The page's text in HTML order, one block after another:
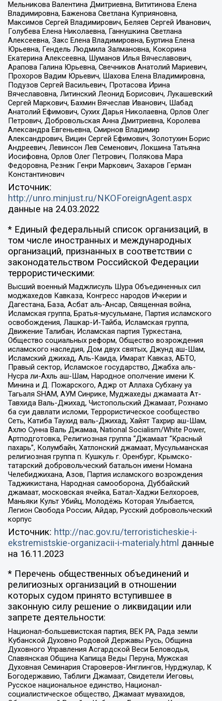
Мельникова Валентина Дмитриевна, Вититинова Елена
Владимировна, Баженова Светлана Куприяновна,
Максимов Сергей Владимирович, Беляев Сергей Иванович,
Голубева Елена Николаевна, Ганнушкина Светлана
Алексеевна, Закс Елена Владимировна, Буртина Елена
Юрьевна, Гендель Людмила Залмановна, Кокорина
Екатерина Алексеевна, Шуманов Илья Вячеславович,
Арапова Галина Юрьевна, Свечников Анатолий Мариевич,
Прохоров Вадим Юрьевич, Шахова Елена Владимировна,
Подузов Сергей Васильевич, Протасова Ирина
Вячеславовна, Литинский Леонид Борисович, Лукашевский
Сергей Маркович, Бахмин Вячеслав Иванович, Шабад
Анатолий Ефимович, Сухих Дарья Николаевна, Орлов Олег
Петрович, Добровольская Анна Дмитриевна, Королева
Александра Евгеньевна, Смирнов Владимир
Александрович, Вицин Сергей Ефимович, Золотухин Борис
Андреевич, Левинсон Лев Семенович, Локшина Татьяна
Иосифовна, Орлов Олег Петрович, Полякова Мара
Федоровна, Резник Генри Маркович, Захаров Герман
Константинович
Источник:
http://unro.minjust.ru/NKOForeignAgent.aspx
данные на 24.03.2022
* Единый федеральный список организаций, в
том числе иностранных и международных
организаций, признанных в соответствии с
законодательством Российской Федерации
террористическими:
Высший военный Маджлисуль Шура Объединенных сил
моджахедов Кавказа, Конгресс народов Ичкерии и
Дагестана, База, Асбат аль-Ансар, Священная война,
Исламская группа, Братья-мусульмане, Партия исламского
освобождения, Лашкар-И-Тайба, Исламская группа,
Движение Талибан, Исламская партия Туркестана,
Общество социальных реформ, Общество возрождения
исламского наследия, Дом двух святых, Джунд аш-Шам,
Исламский джихад, Аль-Каида, Имарат Кавказ, АБТО,
Правый сектор, Исламское государство, Джабха аль-
Нусра ли-Ахль аш-Шам, Народное ополчение имени К.
Минина и Д. Пожарского, Аджр от Аллаха Субхану уа
Тагьаля SHAM, АУМ Синрике, Муджахеды джамаата Ат-
Тавхида Валь-Джихад, Чистопольский Джамаат, Рохнамо
ба суи давлати исломи, Террористическое сообщество
Сеть, Катиба Таухид валь-Джихад, Хайят Тахрир аш-Шам,
Ахлю Сунна Валь Джамаа, National Socialism/White Power,
Артподготовка, Религиозная группа “Джамаат “Красный
пахарь”, Колумбайн, Хатлонский джамаат, Мусульманская
религиозная группа п. Кушкуль г. Оренбург, Крымско-
татарский добровольческий батальон имени Номана
Челебиджихана, Азов, Партия исламского возрождения
Таджикистана, Народная самооборона, Дуббайский
джамаат, московская ячейка, Батал-Хаджи Белхороев,
Маньяки Культ Убийц, Молодёжь Которая Улыбается,
Легион Свобода России, Айдар, Русский добровольческий
корпус
Источник: http://nac.gov.ru/terroristicheskie-i-
ekstremistskie-organizacii-i-materialy.html данные
на 16.11.2023
* Перечень общественных объединений и
религиозных организаций в отношении
которых судом принято вступившее в
законную силу решение о ликвидации или
запрете деятельности:
Национал-большевистская партия, ВЕК РА, Рада земли
Кубанской Духовно Родовой Державы Русь, Община
Духовного Управления Асгардской Веси Беловодья,
Славянская Община Капища Веды Перуна, Мужская
Духовная Семинария Староверов-Инглингов, Нурджулар, К
Богодержавию, Таблиги Джамаат, Свидетели Иеговы,
Русское национальное единство, Национал-
социалистическое общество, Джамаат мувахидов,